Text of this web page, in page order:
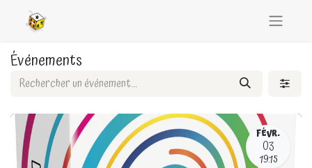
Événements
FÉVR.
03
19:15